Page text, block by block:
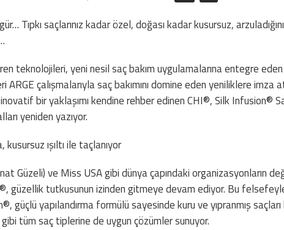
Tıpkı saçlarınız kadar özel, doğası kadar kusursuz,
teknolojileri, yeni nesil saç bakım uygulamalarına entegre
çalışmalarıyla saç bakımını domine eden yeniliklere imza
bir yaklaşımı kendine rehber edinen CHI®, Silk Infusion®
yeniden yazıyor.
ışıltı ile taçlanıyor
Güzeli) ve Miss USA gibi dünya çapındaki organizasyonların
güzellik tutkusunun izinden gitmeye devam ediyor. Bu
güçlü yapılandırma formülü sayesinde kuru ve yıpranmış
tüm saç tiplerine de uygun çözümler sunuyor.